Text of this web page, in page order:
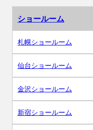
ショールーム
札幌ショールーム
仙台ショールーム
金沢ショールーム
新宿ショールーム